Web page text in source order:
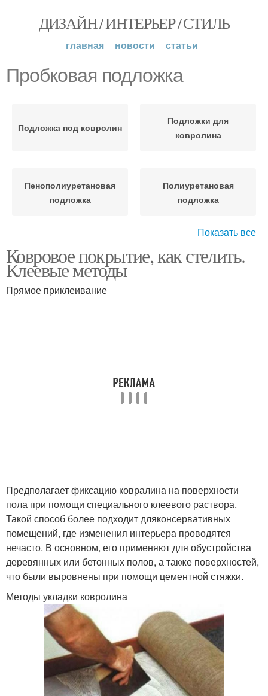
ДИЗАЙН / ИНТЕРЬЕР / СТИЛЬ
главная новости статьи
Пробковая подложка
Подложка под ковролин
Подложки для
ковролина
Пенополиуретановая
подложка
Полиуретановая
подложка
подложка
Резиновая подложка
Показать все
Ковровое покрытие, как стелить.
Клеевые методы
Прямое приклеивание
Предполагает фиксацию ковралина на поверхности
пола при помощи специального клеевого раствора.
Такой способ более подходит дляконсервативных
помещений, где изменения интерьера проводятся
нечасто. В основном, его применяют для обустройства
деревянных или бетонных полов, а также поверхностей,
что были выровнены при помощи цементной стяжки.
Методы укладки ковролина